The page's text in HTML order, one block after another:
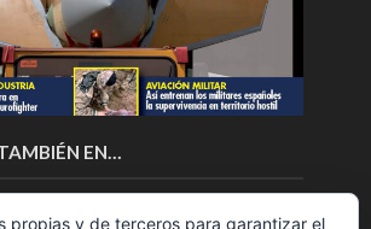
EN…
propias y de terceros para garantizar el